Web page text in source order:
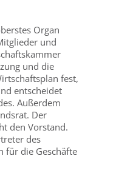
Organ
und
und die
fest,
entscheidet
Außerdem
Der
den Vorstand.
des
für die Geschäfte